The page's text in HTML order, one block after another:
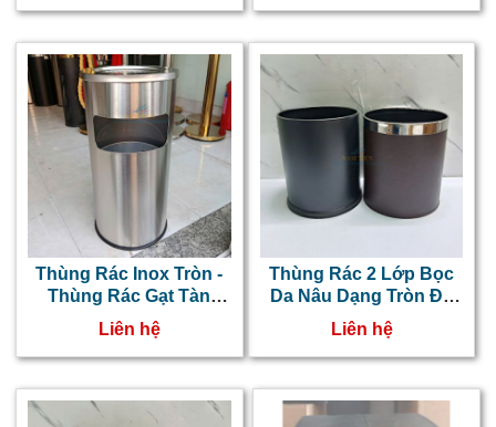
Thùng Rác Inox Tròn -
Thùng Rác Gạt Tàn
NTNT0103069
Liên hệ
Thùng Rác 2 Lớp Bọc
Da Nâu Dạng Tròn Để
Phòng Khách Sạn, Văn
Phòng
Liên hệ